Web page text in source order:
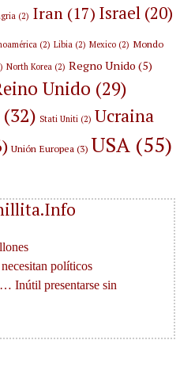
(2) Iran(17) Israel(20)
(2) Libia(2) Mexico(2) Mondo
North Korea(2) Regno Unido (5)
Unido (29)
Stati Uniti(2) Ucraina
Unión Europea (3) USA(55)